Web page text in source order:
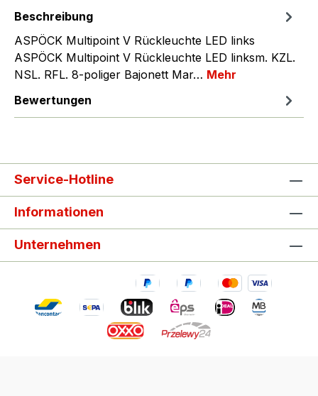
Beschreibung
ASPÖCK Multipoint V Rückleuchte LED links
ASPÖCK Multipoint V Rückleuchte LED linksm. KZL.
NSL. RFL. 8-poliger Bajonett Mar… Mehr
Bewertungen
Service-Hotline
Informationen
Unternehmen